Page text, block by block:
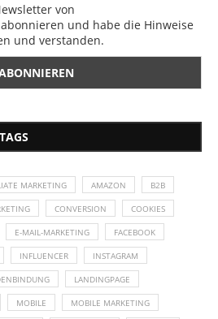
von
und habe die Hinweise
und verstanden.
MARKETING AMAZON B2B
CONVERSION COOKIES
E-MAIL-MARKETING FACEBOOK
INFLUENCER INSTAGRAM
LANDINGPAGE
MOBILE MOBILE MARKETING